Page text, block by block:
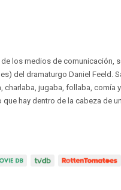
los medios de comunicación,
del dramaturgo Daniel Feeld.
charlaba, jugaba, follaba, comía
hay dentro de la cabeza de